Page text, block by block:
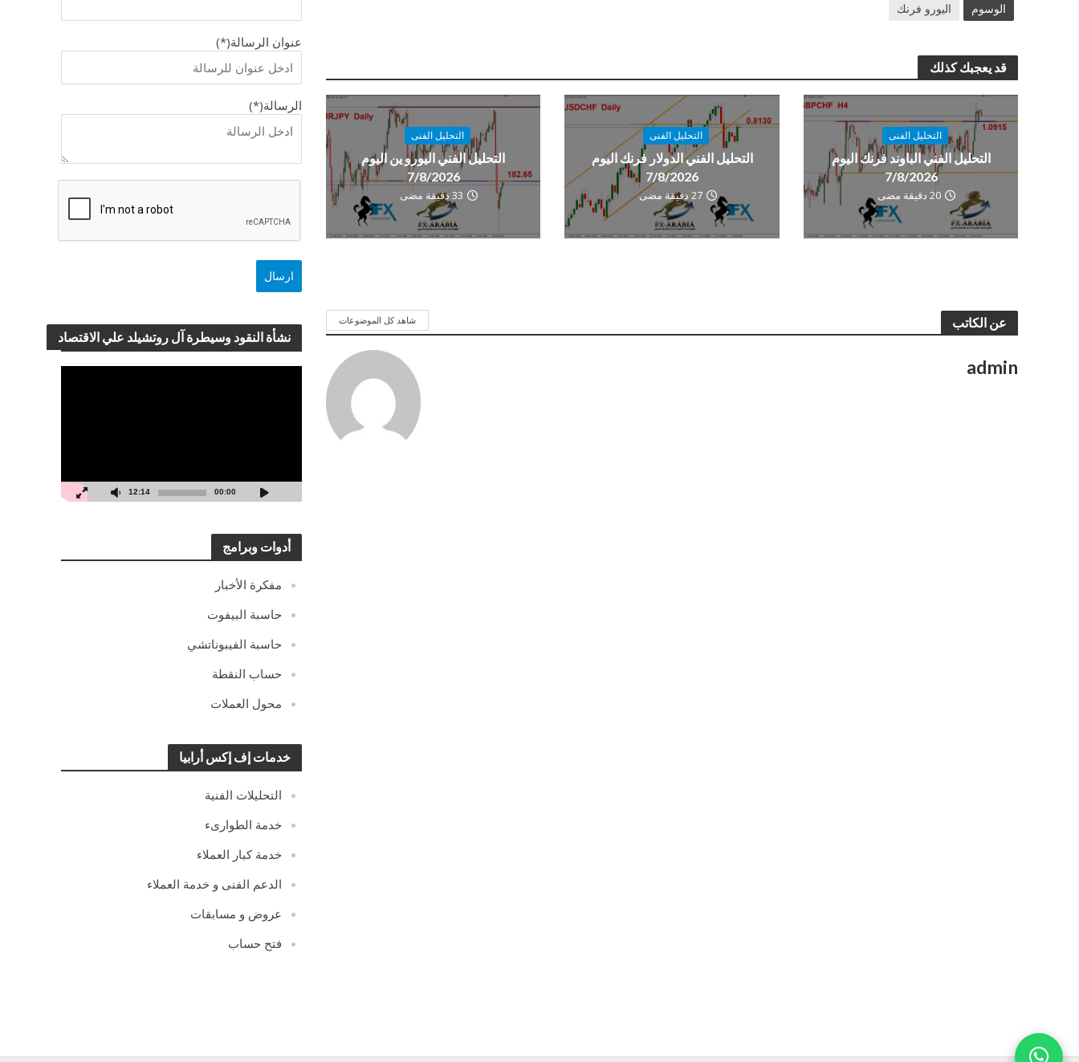
عنوان الرسالة(*)
الرسالة(*)
نشأة النقود وسيطرة آل روتشيلد علي الاقتصاد
00:00
12:14
أدوات وبرامج
مفكرة الأخبار
حاسبة البيفوت
حاسبة الفيبوناتشي
حساب النقطة
محول العملات
خدمات إف إكس أرابيا
التحليلات الفنية
خدمة الطوارىء
خدمة كبار العملاء
الدعم الفنى و خدمة العملاء
عروض و مسابقات
فتح حساب
الوسوم اليورو فرنك
قد يعجبك كذلك
التحليل الفنى
التحليل الفني الباوند فرنك اليوم
7/8/2026
20 دقيقة مضى
التحليل الفنى
التحليل الفني الدولار فرنك اليوم
7/8/2026
27 دقيقة مضى
التحليل الفنى
التحليل الفني اليورو ين اليوم
7/8/2026
33 دقيقة مضى
عن الكاتب شاهد كل الموضوعات
admin